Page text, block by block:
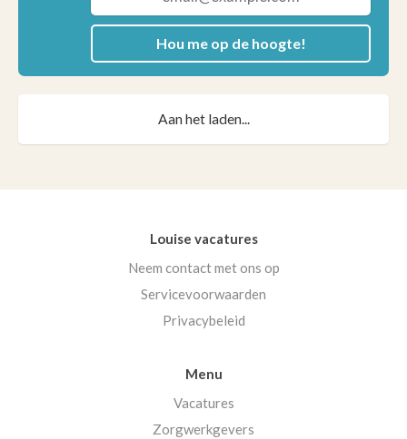
Hou me op de hoogte!
Aan het laden...
Louise vacatures
Neem contact met ons op
Servicevoorwaarden
Privacybeleid
Menu
Vacatures
Zorgwerkgevers